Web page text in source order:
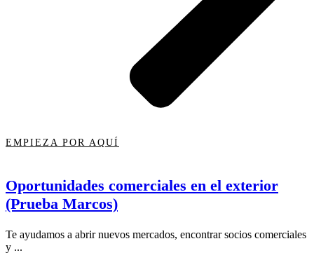
EMPIEZA POR AQUÍ
Oportunidades comerciales en el exterior
(Prueba Marcos)
Te ayudamos a abrir nuevos mercados, encontrar socios comerciales
y ...